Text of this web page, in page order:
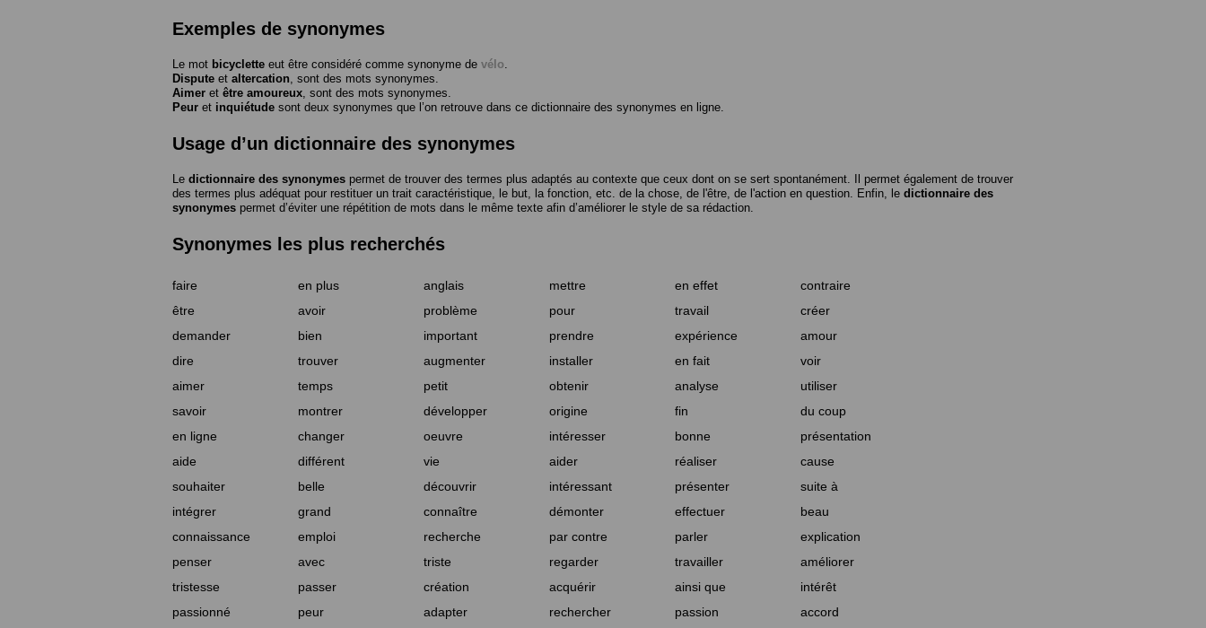
Exemples de synonymes
Le mot bicyclette eut être considéré comme synonyme de vélo
Dispute et altercation , sont des mots synonymes.
Aimer et être amoureux , sont des mots synonymes.
Peur et inquiétude sont deux synonymes que l’on retrouve dans ce dictionnaire des synonymes en ligne.
Usage d’un dictionnaire des synonymes
Le dictionnaire des synonymes permet de trouver des termes plus adaptés au contexte que ceux dont on se sert spontanément. Il permet également de trouver
des termes plus adéquat pour restituer un trait caractéristique, le but, la fonction, etc. de la chose, de l'être, de l'action en question. Enfin, le dictionnaire des
synonymes permet d’éviter une répétition de mots dans le même texte afin d’améliorer le style de sa rédaction.
Synonymes les plus recherchés
faire en plus anglais mettre en effet
contraire
être
avoir problème pour travail
créer
demander
bien important prendre expérience
amour
dire
trouver augmenter installer en fait
voir
aimer
temps petit obtenir analyse
utiliser
savoir
montrer développer origine fin
du coup
en ligne
changer oeuvre intéresser bonne
présentation
aide
différent vie aider réaliser
cause
souhaiter
belle découvrir intéressant présenter
suite à
intégrer
grand connaître démonter effectuer
beau
connaissance
emploi recherche par contre parler
explication
penser
avec triste regarder travailler
améliorer
tristesse
passer création acquérir ainsi que
intérêt
passionné
peur adapter rechercher passion accord